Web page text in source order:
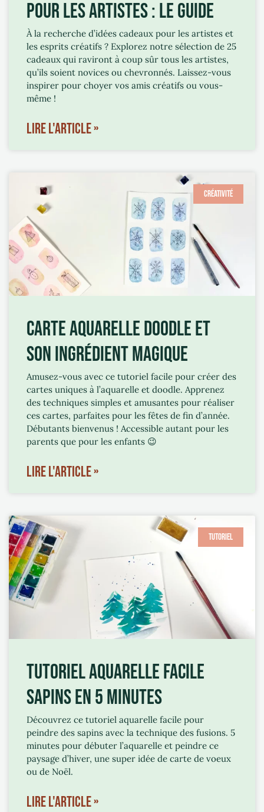
POUR LES ARTISTES : LE GUIDE
À la recherche d’idées cadeaux pour les artistes et
les esprits créatifs ? Explorez notre sélection de 25
cadeaux qui raviront à coup sûr tous les artistes,
qu’ils soient novices ou chevronnés. Laissez-vous
inspirer pour choyer vos amis créatifs ou vous-
même !
LIRE L'ARTICLE »
CRÉATIVITÉ
CARTE AQUARELLE DOODLE ET
SON INGRÉDIENT MAGIQUE
Amusez-vous avec ce tutoriel facile pour créer des
cartes uniques à l’aquarelle et doodle. Apprenez
des techniques simples et amusantes pour réaliser
ces cartes, parfaites pour les fêtes de fin d’année.
Débutants bienvenus ! Accessible autant pour les
parents que pour les enfants 😉
LIRE L'ARTICLE »
TUTORIEL
TUTORIEL AQUARELLE FACILE
SAPINS EN 5 MINUTES
Découvrez ce tutoriel aquarelle facile pour
peindre des sapins avec la technique des fusions. 5
minutes pour débuter l’aquarelle et peindre ce
paysage d’hiver, une super idée de carte de voeux
ou de Noël.
LIRE L'ARTICLE »